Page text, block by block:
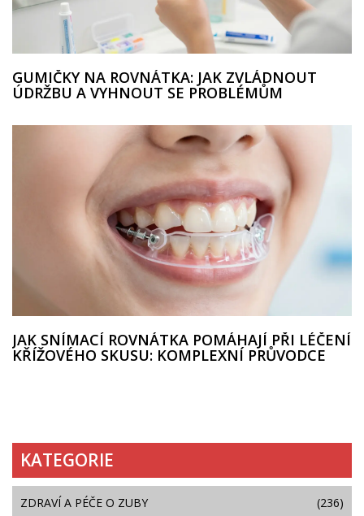
GUMIČKY NA ROVNÁTKA: JAK ZVLÁDNOUT
ÚDRŽBU A VYHNOUT SE PROBLÉMŮM
JAK SNÍMACÍ ROVNÁTKA POMÁHAJÍ PŘI LÉČENÍ
KŘÍŽOVÉHO SKUSU: KOMPLEXNÍ PRŮVODCE
KATEGORIE
ZDRAVÍ A PÉČE O ZUBY (236)